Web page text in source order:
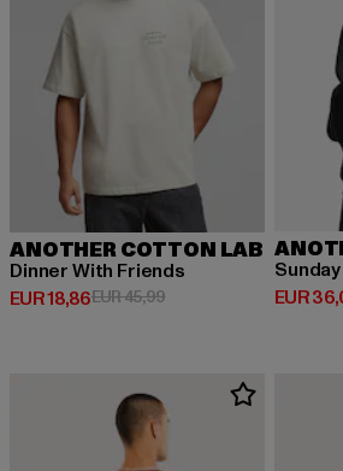
ANOTHER COTTON LAB
Dinner With Friends
EUR 18,86
Huidige prijs: EUR 18,86
EUR 45,99Actieprijs: EUR 45,99
EUR
Huidige